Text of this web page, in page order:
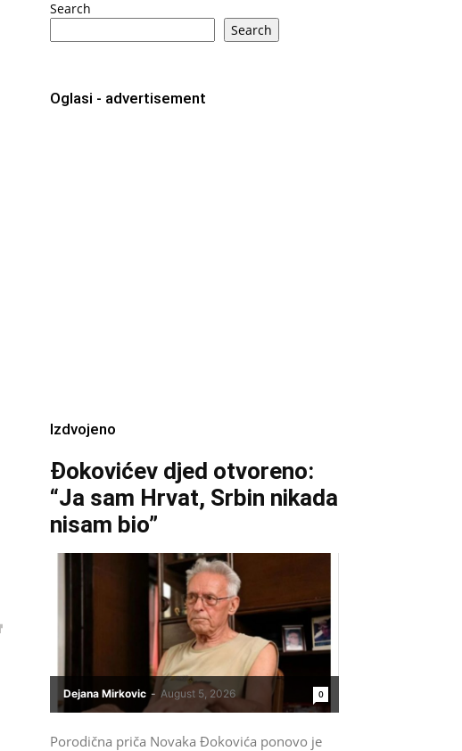
Search
Search
Oglasi - advertisement
Izdvojeno
Đokovićev djed otvoreno:
“Ja sam Hrvat, Srbin nikada
nisam bio”
Dejana Mirkovic - August 5, 2026 0
Porodična priča Novaka Đokovića ponovo je